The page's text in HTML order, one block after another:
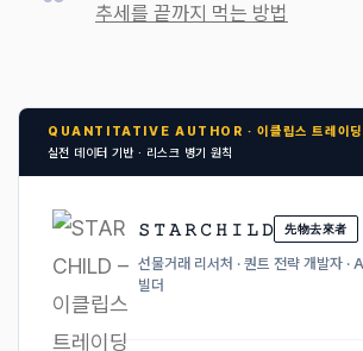
추세를 끝까지 먹는 방법
QUANTITATIVE AUTHOR · 이클립스 트레이딩
실전 데이터 기반 · 리스크 병기 원칙
𝚂 𝚃 𝙰 𝚁 𝙲 𝙷 𝙸 𝙻 𝙳 先物去來者
선물거래 리서처 · 퀀트 전략 개발자 ·
빌더